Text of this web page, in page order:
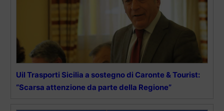
Uil Trasporti Sicilia a sostegno di Caronte & Tourist:
“Scarsa attenzione da parte della Regione”